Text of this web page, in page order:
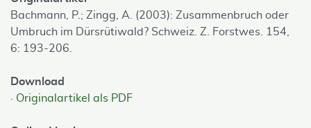
Bachmann, P.; Zingg, A. (2003): Zusammenbruch oder
Umbruch im Dürsrütiwald? Schweiz. Z. Forstwes. 154,
6: 193-206.
Download
Originalartikel als PDF